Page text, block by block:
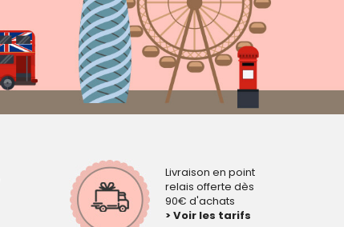
Livraison en point
relais offerte dès
90€ d'achats
> Voir les tarifs